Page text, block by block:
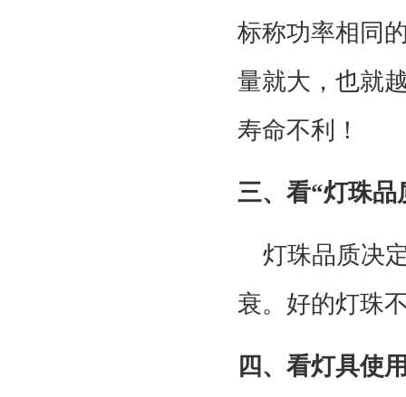
标称功率相同
量就大，也就
寿命不利！
三、看“灯珠品
灯珠品质决
衰。好的灯珠
四、看灯具使